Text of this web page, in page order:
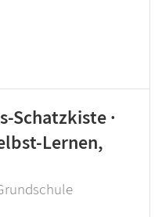
Schatzkiste ·
Lernen,